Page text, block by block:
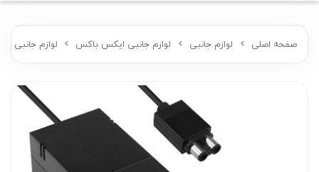
صفحه اصلی لوازم جانبی لوازم جانبی ایکس باکس لوازم جانبی Xbox One